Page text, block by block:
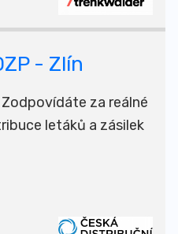
- Zlín
Zodpovídáte za reálné
letáků a zásilek